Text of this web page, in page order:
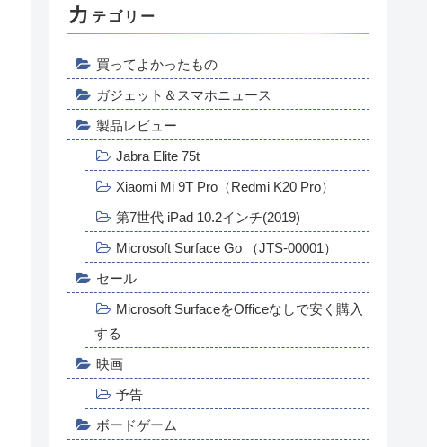
カ テゴリー
買ってよかったもの
ガジェット＆スマホニュース
製品レビュー
Jabra Elite 75t
Xiaomi Mi 9T Pro（Redmi K20 Pro）
第7世代 iPad 10.2インチ(2019)
Microsoft Surface Go （JTS-00001）
セール
Microsoft SurfaceをOfficeなしで安く購入
する
映画
予告
ボードゲーム